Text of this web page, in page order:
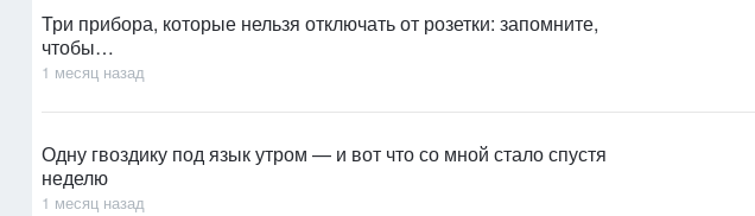
Три прибора, которые нельзя отключать от розетки: запомните,
чтобы…
1 месяц назад
Одну гвоздику под язык утром — и вот что со мной стало спустя
неделю
1 месяц назад